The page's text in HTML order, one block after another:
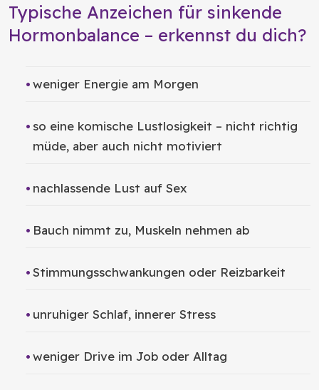
Typische Anzeichen für sinkende
Hormonbalance – erkennst du dich?
weniger Energie am Morgen
so eine komische Lustlosigkeit – nicht richtig
müde, aber auch nicht motiviert
nachlassende Lust auf Sex
Bauch nimmt zu, Muskeln nehmen ab
Stimmungsschwankungen oder Reizbarkeit
unruhiger Schlaf, innerer Stress
weniger Drive im Job oder Alltag